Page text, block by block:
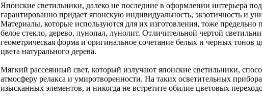
Японские светильники, далеко не последние в оформлении интерьера
гарантированно придает японскую индивидуальность, экзотичность и
Материалы, которые используются для их изготовления, тоже предельно
белое стекло, дерево, лунопал, лунолит. Отличительной чертой
геометрическая форма и оригинальное сочетание белых и черных тонов
цвета натурального дерева.
Мягкий рассеянный свет, который излучают японские светильники,
атмосферу релакса и умиротворенности. На таких осветительных
изысканных элементов, и никогда не встретите обилие цветовых